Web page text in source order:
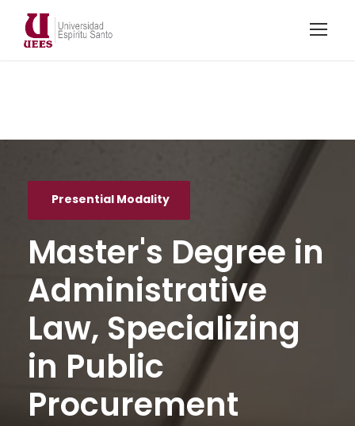
Presential Modality
Master's Degree in
Administrative
Law, Specializing
in Public
Procurement